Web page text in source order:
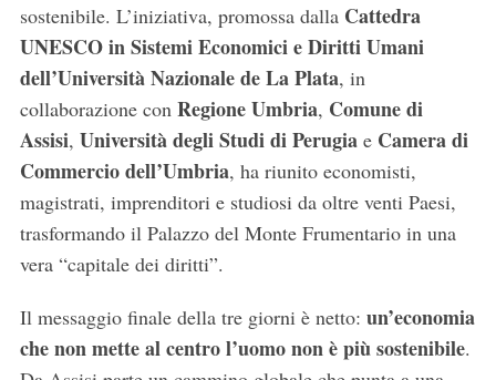
sostenibile. L’iniziativa, promossa dalla Cattedra
UNESCO in Sistemi Economici e Diritti Umani
dell’Università Nazionale de La Plata, in
collaborazione con Regione Umbria, Comune di
Assisi, Università degli Studi di Perugiae Camera di
Commercio dell’Umbria, ha riunito economisti,
magistrati, imprenditori e studiosi da oltre venti Paesi,
trasformando il Palazzo del Monte Frumentario in una
vera “capitale dei diritti”.
Il messaggio finale della tre giorni è netto: un’economia
che non mette al centro l’uomo non è più sostenibile.